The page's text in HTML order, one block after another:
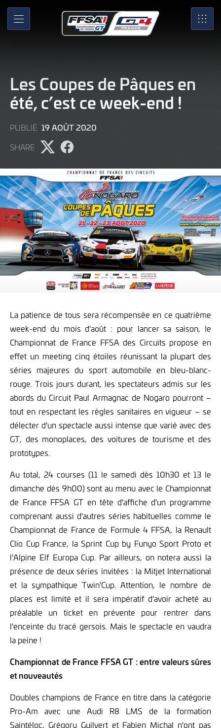
Skip
Main
MENU SRO
Les Coupes de Pâques en
été, c’est ce week-end !
PUBLIÉ 19 AOÛT 2020
SHARE
Partager
sur
Partager
sur
Facebook
La patience de tous sera récompensée en ce quatrième
week-end du mois d'août : pour lancer sa saison, le
Championnat de France FFSA des Circuits propose en
effet un meeting cinq étoiles réunissant la plupart des
séries majeures du sport automobile en bleu-blanc-
rouge. Trois jours durant, les spectateurs admis sur les
abords du Circuit Paul Armagnac de Nogaro pourront –
tout en respectant les règles sanitaires en vigueur – se
délecter d'un spectacle aussi intense que varié avec des
GT, des monoplaces, des voitures de tourisme et des
prototypes.
Au total, 24 courses (11 le samedi dès 10h30 et 13 le
dimanche dès 9h00) sont au menu avec le Championnat
de France FFSA GT en tête d'affiche d'un programme
comprenant aussi d'autres séries habituelles comme le
Championnat de France de Formule 4 FFSA, la Renault
Clio Cup France, la Sprint Cup by Funyo Sport Proto et
l'Alpine Elf Europa Cup. Par ailleurs, on notera aussi la
présence de deux séries invitées : la Mitjet International
et la sympathique Twin'Cup. Attention, le nombre de
places est limité et il sera impératif d'avoir acheté au
préalable un ticket en prévente pour rentrer dans
l'enceinte du tracé gersois. Mais le spectacle en vaudra
la peine !
Championnat de France FFSA GT : entre valeurs sûres
et nouveautés
Doubles champions de France en titre dans la catégorie
Pro-Am avec une Audi R8 LMS de la formation
Saintéloc, Grégory Guilvert et Fabien Michal n'ont pas